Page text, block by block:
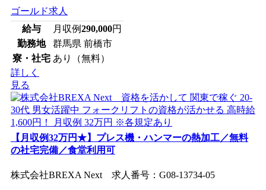
ゴールド求人
給与
月収例290,000円
勤務地
群馬県 前橋市
寮・社宅 あり（無料）
詳しく
見る
【月収例32万円★】プレス機・ハンマーの熱加工／無料
の社宅完備／食堂利用可
株式会社BREXA Next 求人番号：G08-13734-05